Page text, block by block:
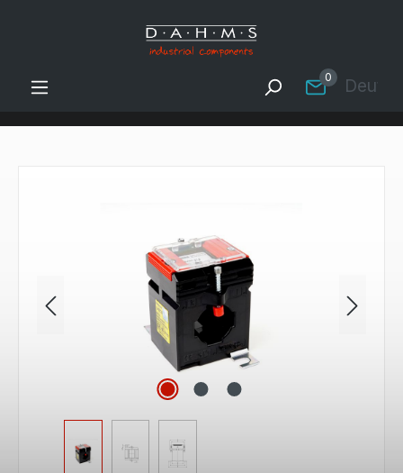
Zum Hauptinhalt springen
0